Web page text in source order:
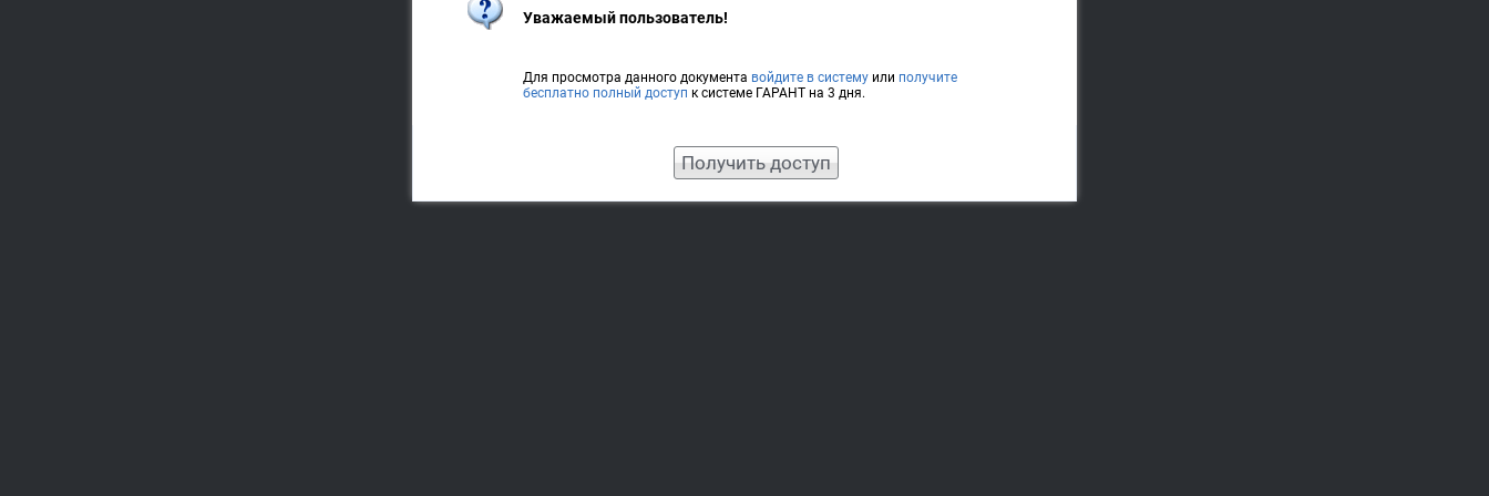
Уважаемый пользователь!
Для просмотра данного документа войдите в систему или получите
бесплатно полный доступ к системе ГАРАНТ на 3 дня.
Получить доступ